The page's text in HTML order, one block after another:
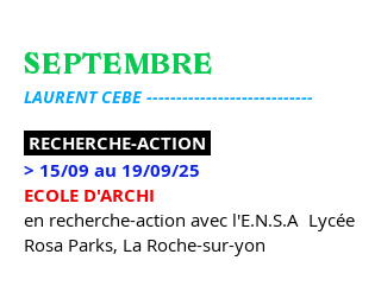
SEPTEMBRE
LAURENT CEBE ----------------------------
RECHERCHE-ACTION
> 15/09 au 19/09/25
ECOLE D'ARCHI
en recherche-action avec l'E.N.S.A Lycée
Rosa Parks, La Roche-sur-yon